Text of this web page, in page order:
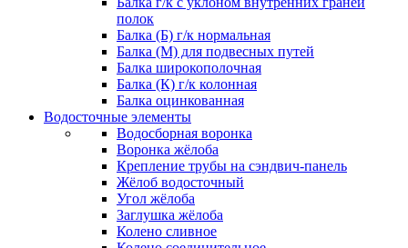
полок
Балка (Б) г/к нормальная
Балка (М) для подвесных путей
Балка широкополочная
Балка (К) г/к колонная
Балка оцинкованная
Водосточные элементы
Водосборная воронка
Воронка жёлоба
Крепление трубы на сэндвич-панель
Жёлоб водосточный
Угол жёлоба
Заглушка жёлоба
Колено сливное